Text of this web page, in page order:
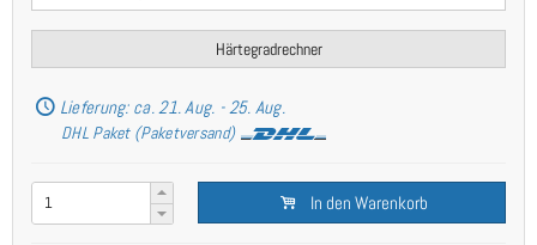
Härtegradrechner
Lieferung: ca. 21. Aug. - 25. Aug.
DHL Paket (Paketversand)
In den Warenkorb